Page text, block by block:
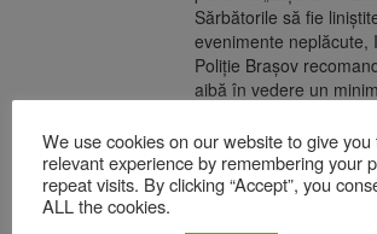
Sărbătorile să fie
evenimente neplăcute,
Poliție Brașov
aibă în vedere un
Șeful Poliției
We use cookies on our website to give you
relevant experience by remembering your
repeat visits. By clicking “Accept”, you
ALL the cookies.